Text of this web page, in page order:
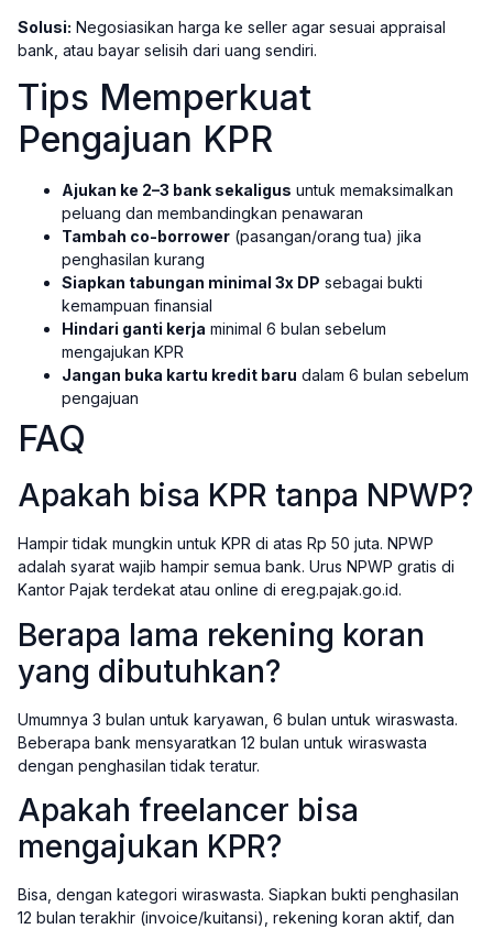
Solusi: Negosiasikan harga ke seller agar sesuai appraisal
bank, atau bayar selisih dari uang sendiri.
Tips Memperkuat
Pengajuan KPR
Ajukan ke 2–3 bank sekaligus untuk memaksimalkan
peluang dan membandingkan penawaran
Tambah co-borrower (pasangan/orang tua) jika
penghasilan kurang
Siapkan tabungan minimal 3x DP sebagai bukti
kemampuan finansial
Hindari ganti kerja minimal 6 bulan sebelum
mengajukan KPR
Jangan buka kartu kredit baru dalam 6 bulan sebelum
pengajuan
FAQ
Apakah bisa KPR tanpa NPWP?
Hampir tidak mungkin untuk KPR di atas Rp 50 juta. NPWP
adalah syarat wajib hampir semua bank. Urus NPWP gratis di
Kantor Pajak terdekat atau online di ereg.pajak.go.id.
Berapa lama rekening koran
yang dibutuhkan?
Umumnya 3 bulan untuk karyawan, 6 bulan untuk wiraswasta.
Beberapa bank mensyaratkan 12 bulan untuk wiraswasta
dengan penghasilan tidak teratur.
Apakah freelancer bisa
mengajukan KPR?
Bisa, dengan kategori wiraswasta. Siapkan bukti penghasilan
12 bulan terakhir (invoice/kuitansi), rekening koran aktif, dan